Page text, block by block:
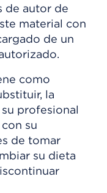
de autor de
material con
de un
como
la
profesional
su
de tomar
su dieta